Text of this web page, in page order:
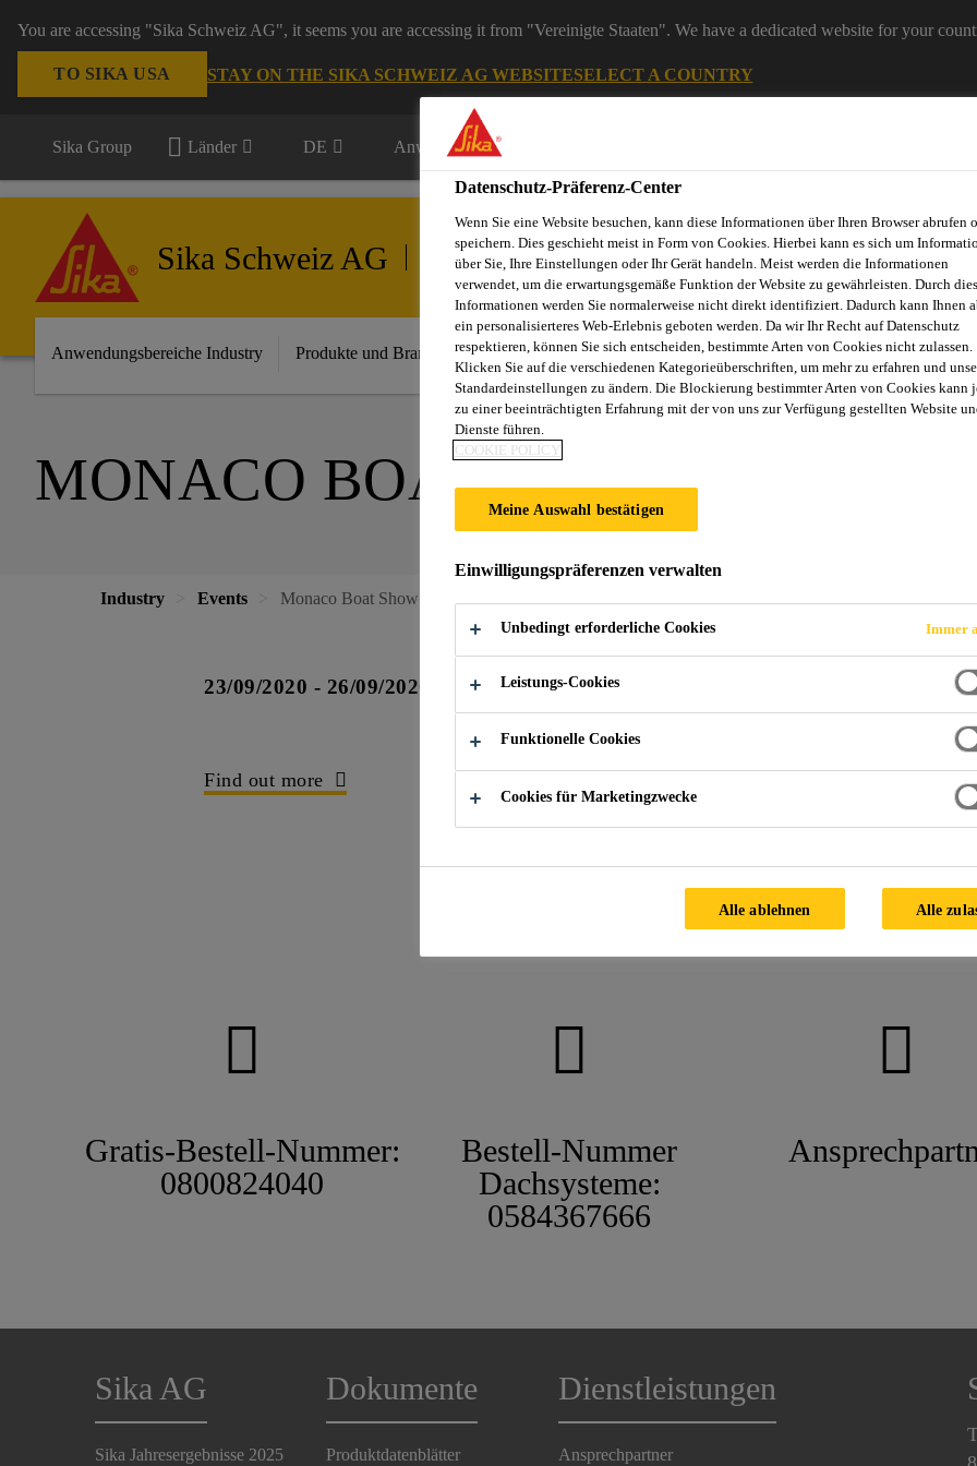
You are accessing "Sika Schweiz AG", it seems you are accessing it from "Vereinigte Staaten". We have a dedicated website for your
TO SIKA USA STAY ON THE SIKA SCHWEIZ AG WEBSITESELECT A COUNTRY
Sika Group Länder DE Anwendungsbereiche
Sika Schweiz AG Industry Anwendungsbereiche
Anwendungsbereiche Industry Produkte und Brands Innovation Service Industrie News Download Center
MONACO BOAT SHOW
Industry Events Monaco Boat Show
23/09/2020 - 26/09/2020 PORT HERCULES, MONACO
Find out more
Kontaktieren Sie uns!
Gratis-Bestell-Nummer:
0800824040
Bestell-Nummer
Dachsysteme:
0584367666
Sika AG
Sika Jahresergebnisse 2025
Dokumente
Produktdatenblätter
Dienstleistungen
Ansprechpartner
Datenschutz-Präferenz-Center
Wenn Sie eine Website besuchen, kann diese Informationen über Ihren Browser abrufen
speichern. Dies geschieht meist in Form von Cookies. Hierbei kann es sich um
über Sie, Ihre Einstellungen oder Ihr Gerät handeln. Meist werden die Informationen
verwendet, um die erwartungsgemäße Funktion der Website zu gewährleisten. Durch
Informationen werden Sie normalerweise nicht direkt identifiziert. Dadurch kann Ihnen
ein personalisierteres Web-Erlebnis geboten werden. Da wir Ihr Recht auf Datenschutz
respektieren, können Sie sich entscheiden, bestimmte Arten von Cookies nicht zulassen.
Klicken Sie auf die verschiedenen Kategorieüberschriften, um mehr zu erfahren und
Standardeinstellungen zu ändern. Die Blockierung bestimmter Arten von Cookies kann
zu einer beeinträchtigten Erfahrung mit der von uns zur Verfügung gestellten Website
Dienste führen.
COOKIE POLICY
Meine Auswahl bestätigen
Einwilligungspräferenzen verwalten
Unbedingt erforderliche Cookies Immer
Leistungs-Cookies
Funktionelle Cookies
Cookies für Marketingzwecke
Alle ablehnen Alle